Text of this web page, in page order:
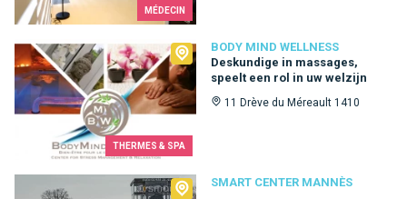
MÉDECIN
THERMES & SPA
BODY MIND WELLNESS
Deskundige in massages,
speelt een rol in uw welzijn
11 Drève du Méreault 1410
Body Mind Wellness
SMART CENTER MANNÈS
Smart Center Mannès